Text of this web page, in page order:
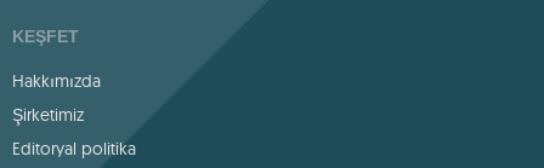
KEŞFET
Hakkımızda
Şirketimiz
Editoryal politika